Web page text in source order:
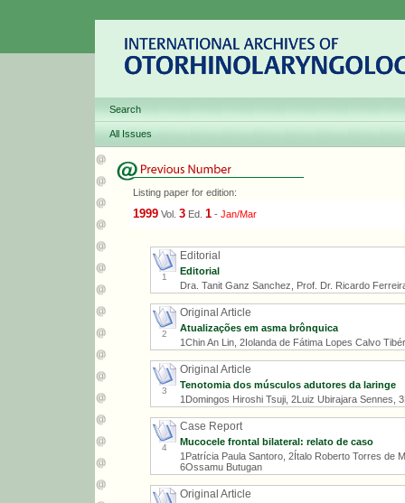
Search
All Issues
Listing paper for edition:
1999 Vol. 3 Ed. 1 - Jan/Mar
1
Editorial
Editorial
Dra. Tanit Ganz Sanchez, Prof. Dr. Ricardo
2
Original Article
Atualizações em asma brônquica
1Chin An Lin, 2Iolanda de Fátima Lopes Calvo
3
Original Article
Tenotomia dos músculos adutores da laringe
1Domingos Hiroshi Tsuji, 2Luiz Ubirajara Sennes,
4
Case Report
Mucocele frontal bilateral: relato de caso
1Patrícia Paula Santoro, 2Ítalo Roberto Torres de
6Ossamu Butugan
Original Article